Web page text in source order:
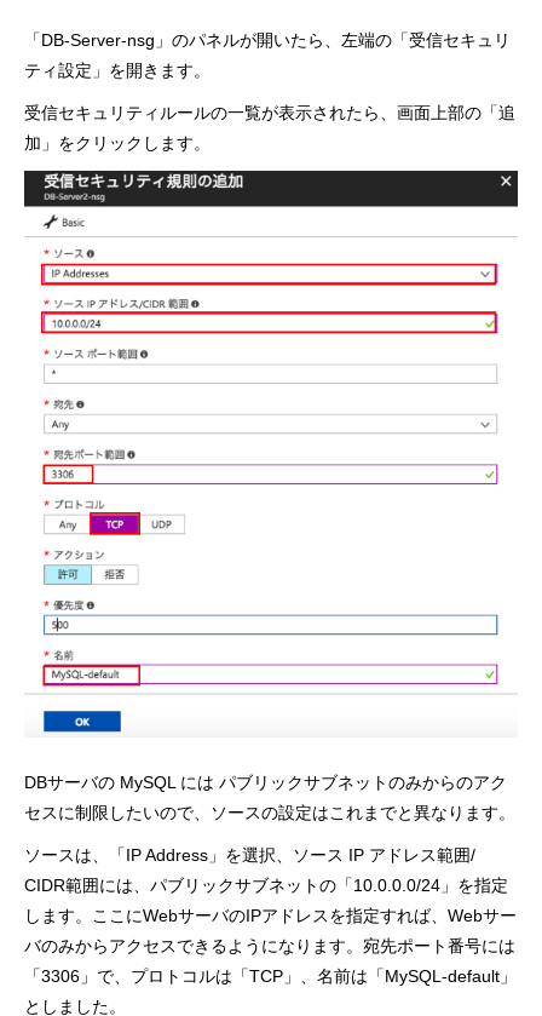
「DB-Server-nsg」のパネルが開いたら、左端の「受信セキュリ
ティ設定」を開きます。
受信セキュリティルールの一覧が表示されたら、画面上部の「追
加」をクリックします。
DBサーバの MySQL には パブリックサブネットのみからのアク
セスに制限したいので、ソースの設定はこれまでと異なります。
ソースは、「IP Address」を選択、ソース IP アドレス範囲/
CIDR範囲には、パブリックサブネットの「10.0.0.0/24」を指定
します。ここにWebサーバのIPアドレスを指定すれば、Webサー
バのみからアクセスできるようになります。宛先ポート番号には
「3306」で、プロトコルは「TCP」、名前は「MySQL-default」
としました。